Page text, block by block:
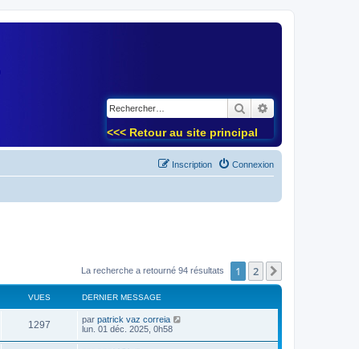
Rechercher
<<< Retour au site principal
Connexion
Inscription
La recherche a retourné 94 résultats 1 2
VUES DERNIER MESSAGE
1297 par patrick vaz correia
lun. 01 déc. 2025, 0h58